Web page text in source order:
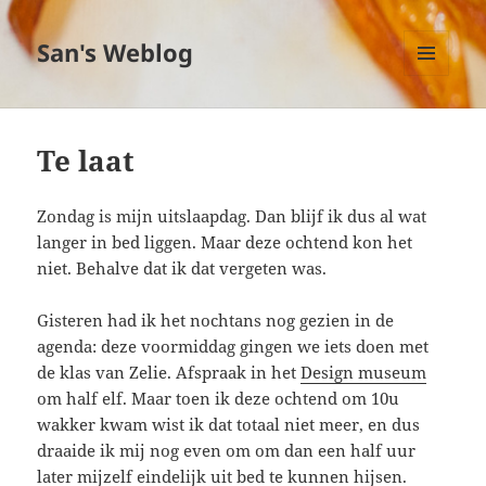
San's Weblog
MENU
EN
Te laat
Zondag is mijn uitslaapdag. Dan blijf ik dus al wat
langer in bed liggen. Maar deze ochtend kon het
niet. Behalve dat ik dat vergeten was.
Gisteren had ik het nochtans nog gezien in de
agenda: deze voormiddag gingen we iets doen met
de klas van Zelie. Afspraak in hetDesign museum
om half elf. Maar toen ik deze ochtend om 10u
wakker kwam wist ik dat totaal niet meer, en dus
draaide ik mij nog even om om dan een half uur
later mijzelf eindelijk uit bed te kunnen hijsen.